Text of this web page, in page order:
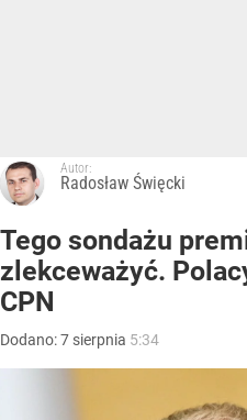
Autor:
Radosław Święcki
Tego sondażu
zlekceważyć.
CPN
Dodano:7 sierpnia 5:34